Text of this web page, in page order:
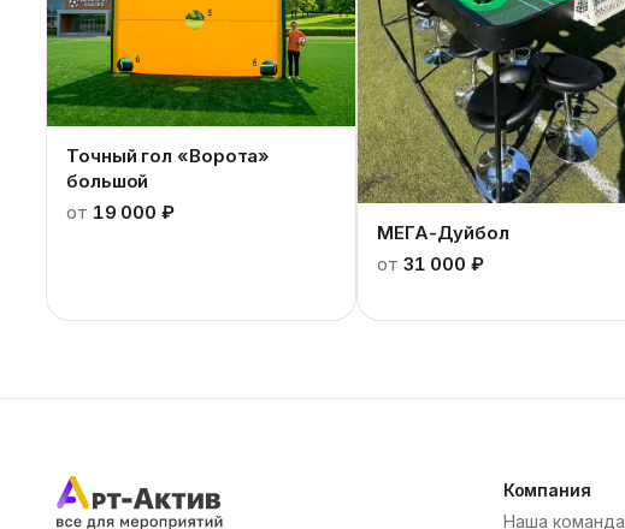
Точный гол «Ворота»
большой
от 19 000 ₽
МЕГА-Дуйбол
от 31 000 ₽
Компания
Наша команда